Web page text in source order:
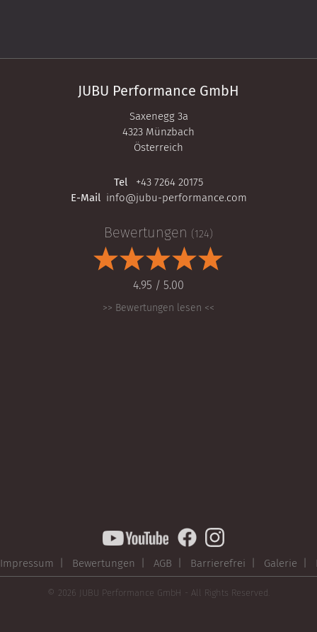
JUBU Performance GmbH
Saxenegg 3a
4323 Münzbach
Österreich
Tel
+43 7264 20175
E-Mail info@jubu-performance.com
Impressum | Bewertungen | AGB | Barrierefrei | Galerie |
Bewertungen (124)
4.95 / 5.00
>> Bewertungen lesen <<
© 2026 JUBU Performance GmbH - All Rights Reserved.